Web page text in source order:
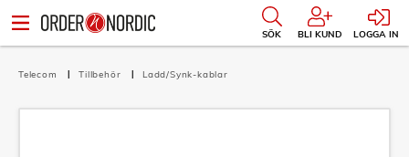
SÖK BLI KUND LOGGA IN
Telecom Tillbehör Ladd/Synk-kablar